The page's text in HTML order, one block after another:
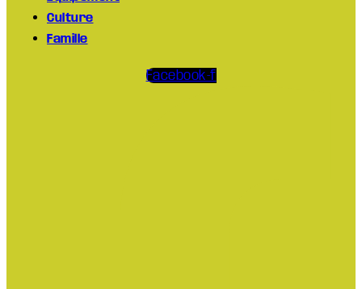
Culture
Famille
Facebook-f